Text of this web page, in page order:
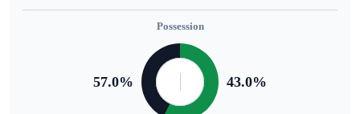
Possession
57.0% 43.0%